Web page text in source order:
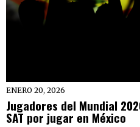
ENERO 20, 2026
Jugadores del Mundial
SAT por jugar en México